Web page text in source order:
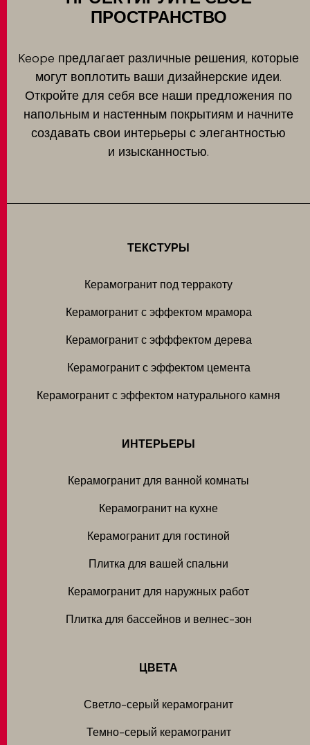
ПРОСТРАНСТВО
Keope предлагает различные решения, которые
могут воплотить ваши дизайнерские идеи.
Откройте для себя все наши предложения по
напольным и настенным покрытиям и начните
создавать свои интерьеры с элегантностью
и изысканностью.
ТЕКСТУРЫ
Керамогранит под терракоту
Керамогранит с эффектом мрамора
Керамогранит с эфффектом дерева
Керамогранит с эффектом цемента
Керамогранит с эффектом натурального камня
ИНТЕРЬЕРЫ
Керамогранит для ванной комнаты
Керамогранит на кухне
Керамогранит для гостиной
Плитка для вашей спальни
Керамогранит для наружных работ
Плитка для бассейнов и велнес-зон
ЦВЕТА
Светло-серый керамогранит
Темно-серый керамогранит